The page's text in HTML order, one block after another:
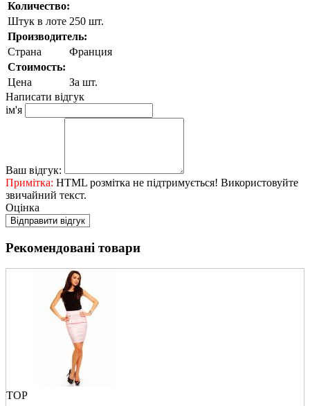
Количество:
Штук в лоте 250 шт.
Производитель:
Страна
Франция
Стоимость:
Цена
За шт.
Написати відгук
ім'я
Ваш відгук:
Примітка: HTML розмітка не підтримується! Використовуйте
звичайний текст.
Оцінка
Відправити відгук
Рекомендовані товари
TOP